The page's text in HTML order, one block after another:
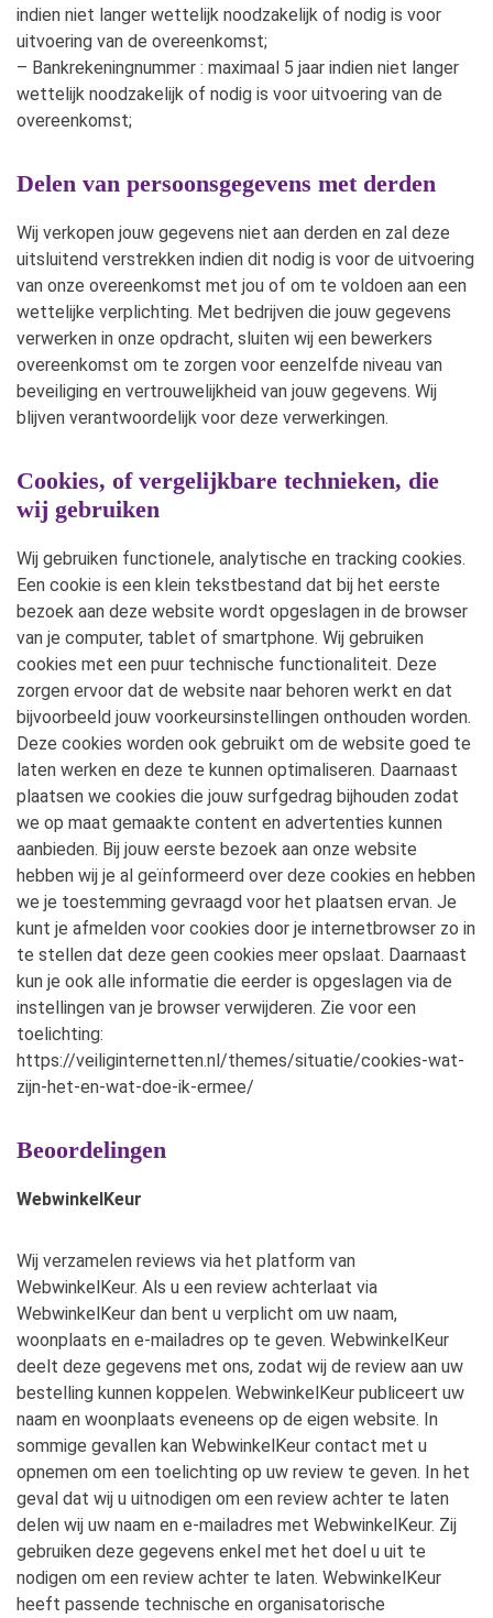
indien niet langer wettelijk noodzakelijk of nodig is voor
uitvoering van de overeenkomst;
– Bankrekeningnummer : maximaal 5 jaar indien niet langer
wettelijk noodzakelijk of nodig is voor uitvoering van de
overeenkomst;
Delen van persoonsgegevens met derden
Wij verkopen jouw gegevens niet aan derden en zal deze
uitsluitend verstrekken indien dit nodig is voor de uitvoering
van onze overeenkomst met jou of om te voldoen aan een
wettelijke verplichting. Met bedrijven die jouw gegevens
verwerken in onze opdracht, sluiten wij een bewerkers
overeenkomst om te zorgen voor eenzelfde niveau van
beveiliging en vertrouwelijkheid van jouw gegevens. Wij
blijven verantwoordelijk voor deze verwerkingen.
Cookies, of vergelijkbare technieken, die
wij gebruiken
Wij gebruiken functionele, analytische en tracking cookies.
Een cookie is een klein tekstbestand dat bij het eerste
bezoek aan deze website wordt opgeslagen in de browser
van je computer, tablet of smartphone. Wij gebruiken
cookies met een puur technische functionaliteit. Deze
zorgen ervoor dat de website naar behoren werkt en dat
bijvoorbeeld jouw voorkeursinstellingen onthouden worden.
Deze cookies worden ook gebruikt om de website goed te
laten werken en deze te kunnen optimaliseren. Daarnaast
plaatsen we cookies die jouw surfgedrag bijhouden zodat
we op maat gemaakte content en advertenties kunnen
aanbieden. Bij jouw eerste bezoek aan onze website
hebben wij je al geïnformeerd over deze cookies en hebben
we je toestemming gevraagd voor het plaatsen ervan. Je
kunt je afmelden voor cookies door je internetbrowser zo in
te stellen dat deze geen cookies meer opslaat. Daarnaast
kun je ook alle informatie die eerder is opgeslagen via de
instellingen van je browser verwijderen. Zie voor een
toelichting:
https://veiliginternetten.nl/themes/situatie/cookies-wat-
zijn-het-en-wat-doe-ik-ermee/
Beoordelingen
WebwinkelKeur
Wij verzamelen reviews via het platform van
WebwinkelKeur. Als u een review achterlaat via
WebwinkelKeur dan bent u verplicht om uw naam,
woonplaats en e-mailadres op te geven. WebwinkelKeur
deelt deze gegevens met ons, zodat wij de review aan uw
bestelling kunnen koppelen. WebwinkelKeur publiceert uw
naam en woonplaats eveneens op de eigen website. In
sommige gevallen kan WebwinkelKeur contact met u
opnemen om een toelichting op uw review te geven. In het
geval dat wij u uitnodigen om een review achter te laten
delen wij uw naam en e-mailadres met WebwinkelKeur. Zij
gebruiken deze gegevens enkel met het doel u uit te
nodigen om een review achter te laten. WebwinkelKeur
heeft passende technische en organisatorische